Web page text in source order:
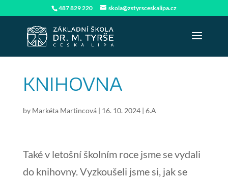
487 829 220 skola@zstyrsceskalipa.cz
KNIHOVNA
by Markéta Martincová| 16. 10. 2024| 6.A
Také v letošní školním roce jsme se vydali
do knihovny. Vyzkoušeli jsme si, jak se